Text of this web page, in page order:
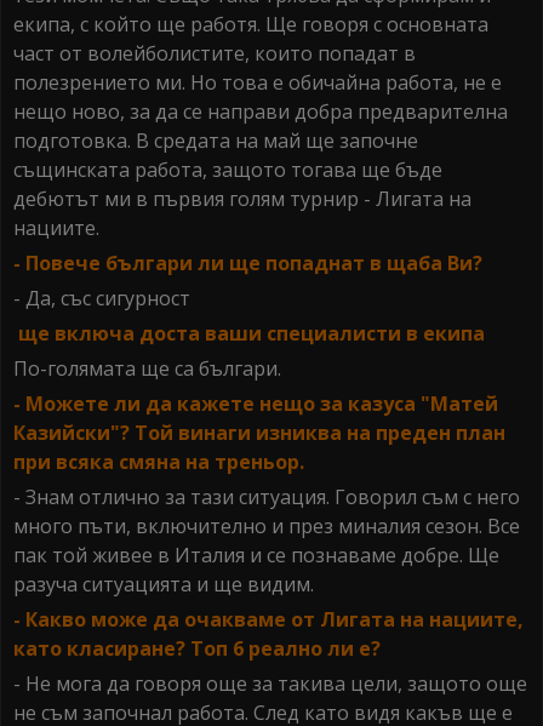
екипа, с който ще работя. Ще говоря с основната
част от волейболистите, които попадат в
полезрението ми. Но това е обичайна работа, не е
нещо ново, за да се направи добра предварителна
подготовка. В средата на май ще започне
същинската работа, защото тогава ще бъде
дебютът ми в първия голям турнир - Лигата на
нациите.
- Повече българи ли ще попаднат в щаба Ви?
- Да, със сигурност
ще включа доста ваши специалисти в екипа
По-голямата ще са българи.
- Можете ли да кажете нещо за казуса "Матей
Казийски"? Той винаги изниква на преден план
при всяка смяна на треньор.
- Знам отлично за тази ситуация. Говорил съм с него
много пъти, включително и през миналия сезон. Все
пак той живее в Италия и се познаваме добре. Ще
разуча ситуацията и ще видим.
- Какво може да очакваме от Лигата на нациите,
като класиране? Топ 6 реално ли е?
- Не мога да говоря още за такива цели, защото още
не съм започнал работа. След като видя какъв ще е